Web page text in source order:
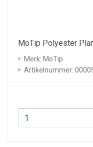
MoTip Polyester
Merk: MoTip
Artikelnummer: